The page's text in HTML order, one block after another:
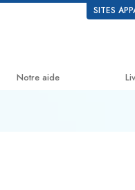
SITES
Notre aide